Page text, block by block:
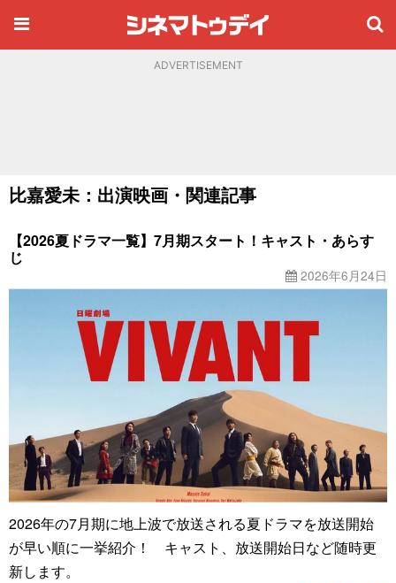
ADVERTISEMENT
比嘉愛未：出演映画・関連記事
【2026夏ドラマ一覧】7月期スタート！キャスト・あらす
じ
2026年6月24日
2026年の7月期に地上波で放送される夏ドラマを放送開始
が早い順に一挙紹介！ キャスト、放送開始日など随時更
新します。